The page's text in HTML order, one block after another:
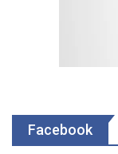
Facebook